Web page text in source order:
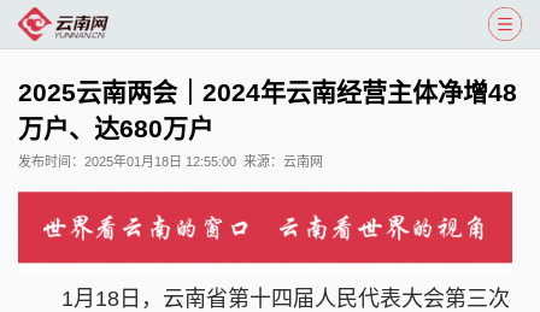
2025云南两会｜2024年云南经营主体净增48
万户、达680万户
发布时间： 2025年01月18日 12:55:00 来源： 云南网
1月18日，云南省第十四届人民代表大会第三次